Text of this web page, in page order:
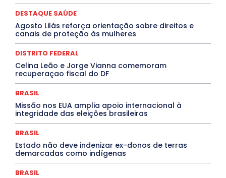
DESTAQUES OUTROS
ELEIÇÕES
EMPREGO E OPORTUNIDADES
ENTORNO
Especial
Espírito Santo
EVENTOS
EXPOSIÇÃO Featured
Febre Amarela
INTELIGÊNCIA ARTIFICIAL
INTERNACIONAL
Jogos Online
JUDICIÁRIO
MEIO AMBIENTE
Paraíba
Paraná Pernambuco Piauí
PROCESSO SELETIVO
QUALIFICAÇÃO PROFISSIONAL
RESIDÊNCIA
Santa Catarina
São Paulo SARAMPO
Saúde Agora
SEGURANÇA
TÁ FROID?
TEATRO TECNOLOGIA
TIC TAC
DESTAQUE SAÚDE
Agosto Lilás reforça orientação sobre direitos e
canais de proteção às mulheres
DISTRITO FEDERAL
Celina Leão e Jorge Vianna comemoram
recuperaçao fiscal do DF
BRASIL
Missão nos EUA amplia apoio internacional à
integridade das eleições brasileiras
BRASIL
Estado não deve indenizar ex-donos de terras
demarcadas como indígenas
BRASIL